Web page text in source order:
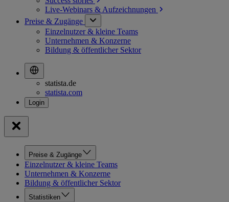
Live-Webinars & Aufzeichnungen
Preise & Zugänge
Einzelnutzer & kleine Teams
Unternehmen & Konzerne
Bildung & öffentlicher Sektor
statista.de
statista.com
Preise & Zugänge
Einzelnutzer & kleine Teams
Unternehmen & Konzerne
Bildung & öffentlicher Sektor
Statistiken